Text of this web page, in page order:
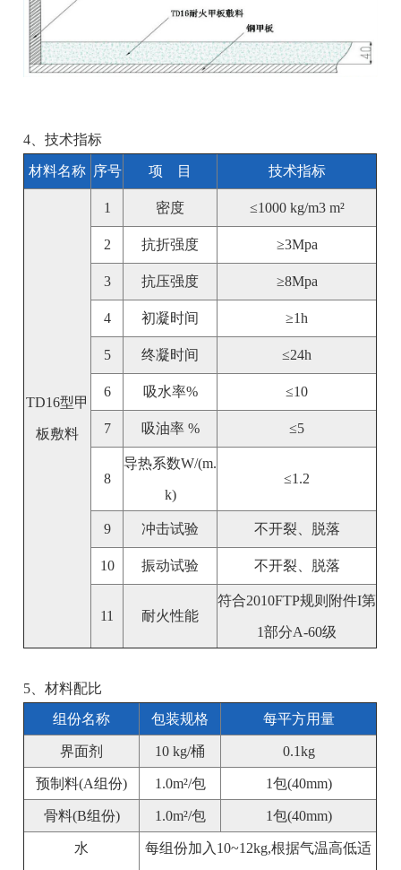
4、技术指标
材料名称 序号 项 目 技术指标
TD16型甲
板敷料
1 密度 ≤1000 kg/m3 m²
2 抗折强度 ≥3Mpa
3 抗压强度 ≥8Mpa
4 初凝时间 ≥1h
5 终凝时间 ≤24h
6 吸水率% ≤10
7 吸油率 % ≤5
8
导热系数W/(m.
k)
≤1.2
9 冲击试验 不开裂、脱落
10 振动试验 不开裂、脱落
11 耐火性能
符合2010FTP规则附件I第
1部分A-60级
5、材料配比
组份名称
包装规格 每平方用量
界面剂 10 kg/桶 0.1kg
预制料(A组份) 1.0m²/包 1包(40mm)
骨料(B组份) 1.0m²/包 1包(40mm)
水 每组份加入10~12kg,根据气温高低适